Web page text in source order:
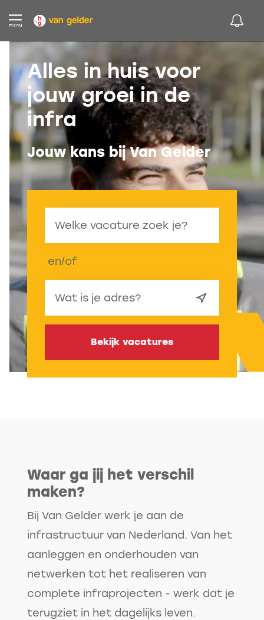
Alles in huis voor
jouw groei in de
infra
Jouw kans bij Van Gelder
en/of
Bekijk vacatures
Waar ga jij het verschil
maken?
Bij Van Gelder werk je aan de
infrastructuur van Nederland. Van het
aanleggen en onderhouden van
netwerken tot het realiseren van
complete infraprojecten - werk dat je
terugziet in het dagelijks leven.